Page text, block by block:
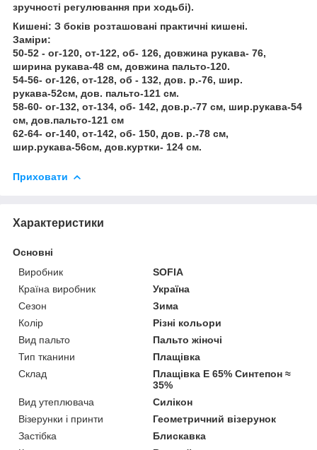
зручності регулювання при ходьбі).
Кишені: З боків розташовані практичні кишені.
Заміри:
50-52 - ог-120, от-122, об- 126, довжина рукава- 76,
ширина рукава-48 см, довжина пальто-120.
54-56- ог-126, от-128, об - 132, дов. р.-76, шир.
рукава-52см, дов. пальто-121 см.
58-60- ог-132, от-134, об- 142, дов.р.-77 см, шир.рукава-54
см, дов.пальто-121 см
62-64- ог-140, от-142, об- 150, дов. р.-78 см,
шир.рукава-56см, дов.куртки- 124 см.
Приховати
Характеристики
Основні
Виробник
SOFIA
Країна виробник
Україна
Сезон
Зима
Колір
Різні кольори
Вид пальто
Пальто жіночі
Тип тканини
Плащівка
Склад
Плащівка E 65% Синтепон ≈
35%
Вид утеплювача
Силікон
Візерунки і принти
Геометричний візерунок
Застібка
Блискавка